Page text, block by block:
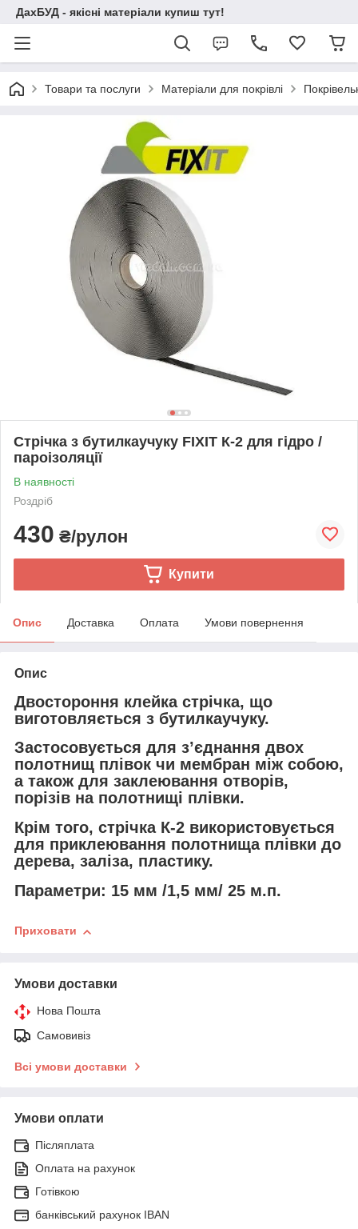
ДахБУД - якісні матеріали купиш тут!
Товари та послуги Матеріали для покрівлі
Стрічка з бутилкаучуку FIXIT К-2 для гідро /
пароізоляції
В наявності
Роздріб
430 ₴/рулон
Купити
Опис Доставка Оплата Умови повернення
Опис
Двостороння клейка стрічка, що
виготовляється з бутилкаучуку.
Застосовується для з’єднання двох
полотнищ плівок чи мембран між собою,
а також для заклеювання отворів,
порізів на полотнищі плівки.
Крім того, стрічка К-2 використовується
для приклеювання полотнища плівки до
дерева, заліза, пластику.
Параметри: 15 мм /1,5 мм/ 25 м.п.
Приховати
Умови доставки
Нова Пошта
Самовивіз
Всі умови доставки
Умови оплати
Післяплата
Оплата на рахунок
Готівкою
банківський рахунок IBAN